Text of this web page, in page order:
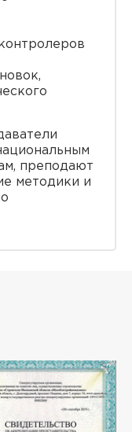
преподают
методики и